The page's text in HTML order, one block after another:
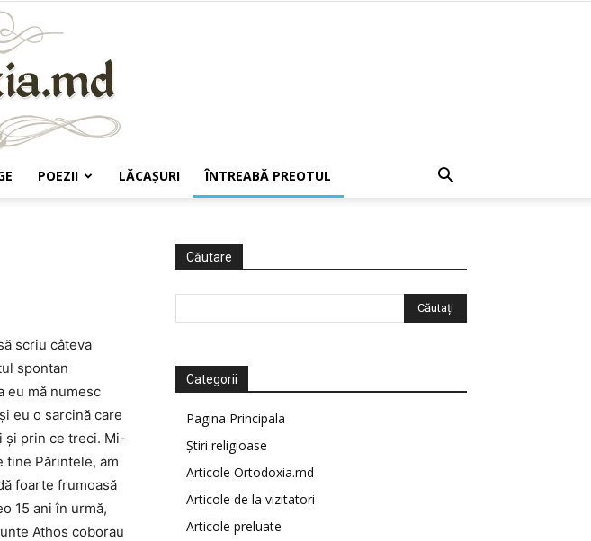
POEZII LĂCAŞURI ÎNTREABĂ PREOTUL
scriu câteva
spontan
eu mă numesc
eu o sarcină care
și prin ce treci. Mi-
tine Părintele, am
foarte frumoasă
15 ani în urmă,
Athos coborau
Căutare
Categorii
Pagina Principala
Știri religioase
Articole Ortodoxia.md
Articole de la vizitatori
Articole preluate